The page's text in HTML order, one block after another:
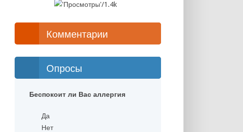
1.4k
Комментарии
Опросы
Беспокоит ли Вас аллергия
Да
Нет